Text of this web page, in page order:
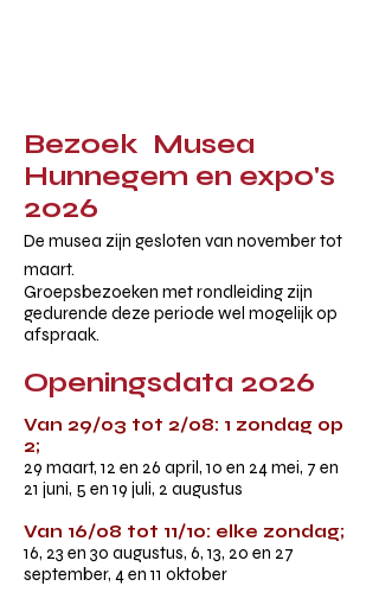
Bezoek Musea
Hunnegem en expo's
2026
​De musea zijn gesloten van november tot
maart.
Groepsbezoeken met rondleiding zijn
gedurende deze periode wel mogelijk op
afspraak.
Openingsdata 2026
Van 29/03 tot 2/08: 1 zondag op
2;
29 maart, 12 en 26 april, 10 en 24 mei, 7 en
21 juni, 5 en 19 juli, 2 augustus
Van 16/08 tot 11/10: elke zondag;
16, 23 en 30 augustus, 6, 13, 20 en 27
september, 4 en 11 oktober